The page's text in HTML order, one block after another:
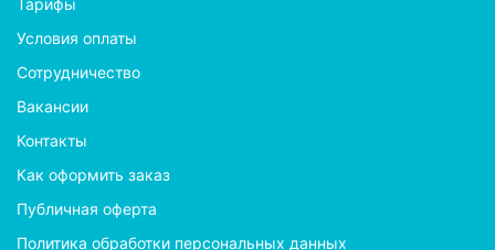
Тарифы
Условия оплаты
Сотрудничество
Вакансии
Контакты
Как оформить заказ
Публичная оферта
Политика обработки персональных данных